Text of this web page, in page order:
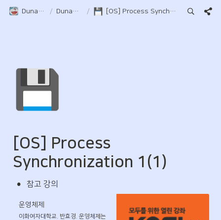
Duna-Pocket / DunaPocket / [OS] Process Synchronization 1(1)
💾
[OS] Process
Synchronization 1(1)
• 참고 강의
운영체제
이화여자대학교. 반효경. 운영체제는